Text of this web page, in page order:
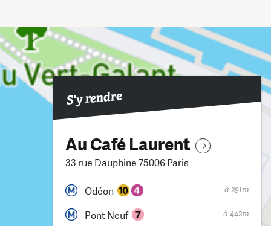
S'y rendre
Au Café Laurent
33 rue Dauphine 75006 Paris
Odéon à 291m
Pont Neuf à 442m